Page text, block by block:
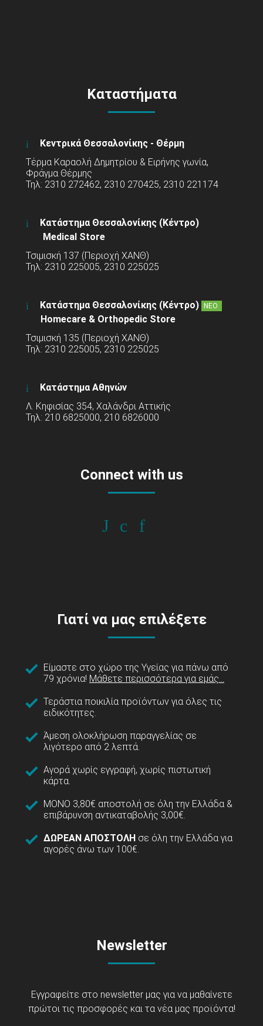
Καταστήματα
Κεντρικά Θεσσαλονίκης - Θέρμη
Τέρμα Καραολή Δημητρίου & Ειρήνης γωνία,
Φράγμα Θέρμης
Τηλ: 2310 272462, 2310 270425, 2310 221174
Κατάστημα Θεσσαλονίκης (Κέντρο)
Medical Store
Τσιμισκή 137 (Περιοχή ΧΑΝΘ)
Τηλ: 2310 225005, 2310 225025
Κατάστημα Θεσσαλονίκης (Κέντρο) ΝΕΟ
Homecare & Orthopedic Store
Τσιμισκή 135 (Περιοχή ΧΑΝΘ)
Τηλ: 2310 225005, 2310 225025
Κατάστημα Αθηνών
Λ. Κηφισίας 354, Χαλάνδρι Αττικής
Τηλ: 210 6825000, 210 6826000
Connect with us
Γιατί να μας επιλέξετε
Είμαστε στο χώρο της Υγείας για πάνω από
79 χρόνια! Μάθετε περισσότερα για εμάς...
Τεράστια ποικιλία προϊόντων για όλες τις
ειδικότητες.
Άμεση ολοκλήρωση παραγγελίας σε
λιγότερο από 2 λεπτά.
Αγορά χωρίς εγγραφή, χωρίς πιστωτική
κάρτα.
ΜΟΝΟ 3,80€ αποστολή σε όλη την Ελλάδα &
επιβάρυνση αντικαταβολής 3,00€.
ΔΩΡΕΑΝ ΑΠΟΣΤΟΛΗ σε όλη την Ελλάδα για
αγορές άνω των 100€.
Newsletter
Εγγραφείτε στο newsletter μας για να μαθαίνετε
πρώτοι τις προσφορές και τα νέα μας προϊόντα!